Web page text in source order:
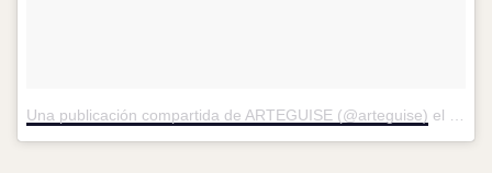
Una publicación compartida de ARTEGUISE (@arteguise) el